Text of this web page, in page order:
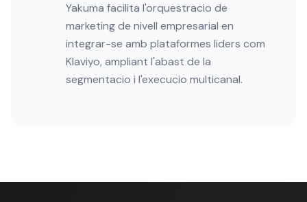
Yakuma facilita l'orquestracio de
marketing de nivell empresarial en
integrar-se amb plataformes liders com
Klaviyo, ampliant l'abast de la
segmentacio i l'execucio multicanal.